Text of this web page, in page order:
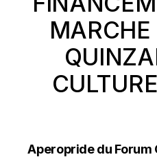
Aperopride du Forum